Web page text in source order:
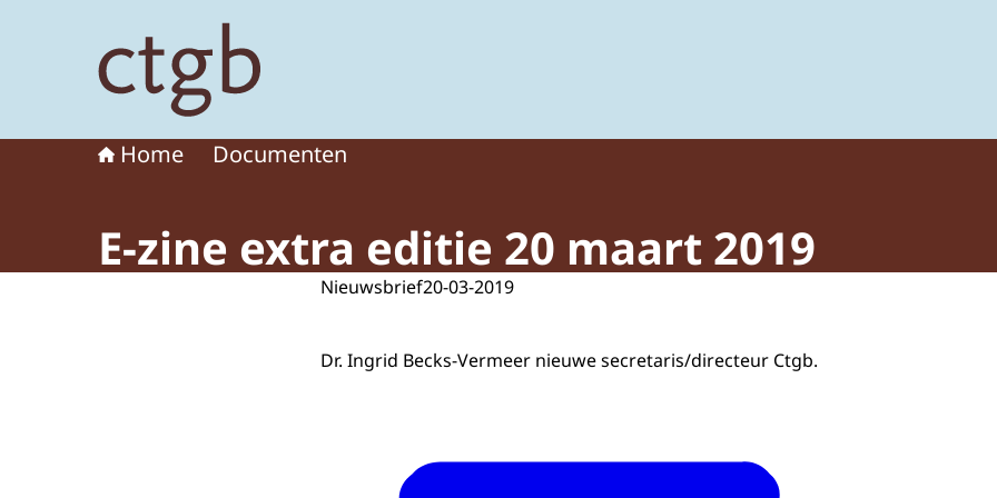
Home Documenten
E-zine extra editie 20 maart 2019
Nieuwsbrief20-03-2019
Dr. Ingrid Becks-Vermeer nieuwe secretaris/directeur Ctgb.